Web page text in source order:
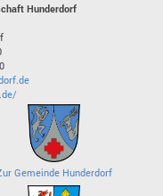
Hunderdorf
Gemeinde Hunderdorf